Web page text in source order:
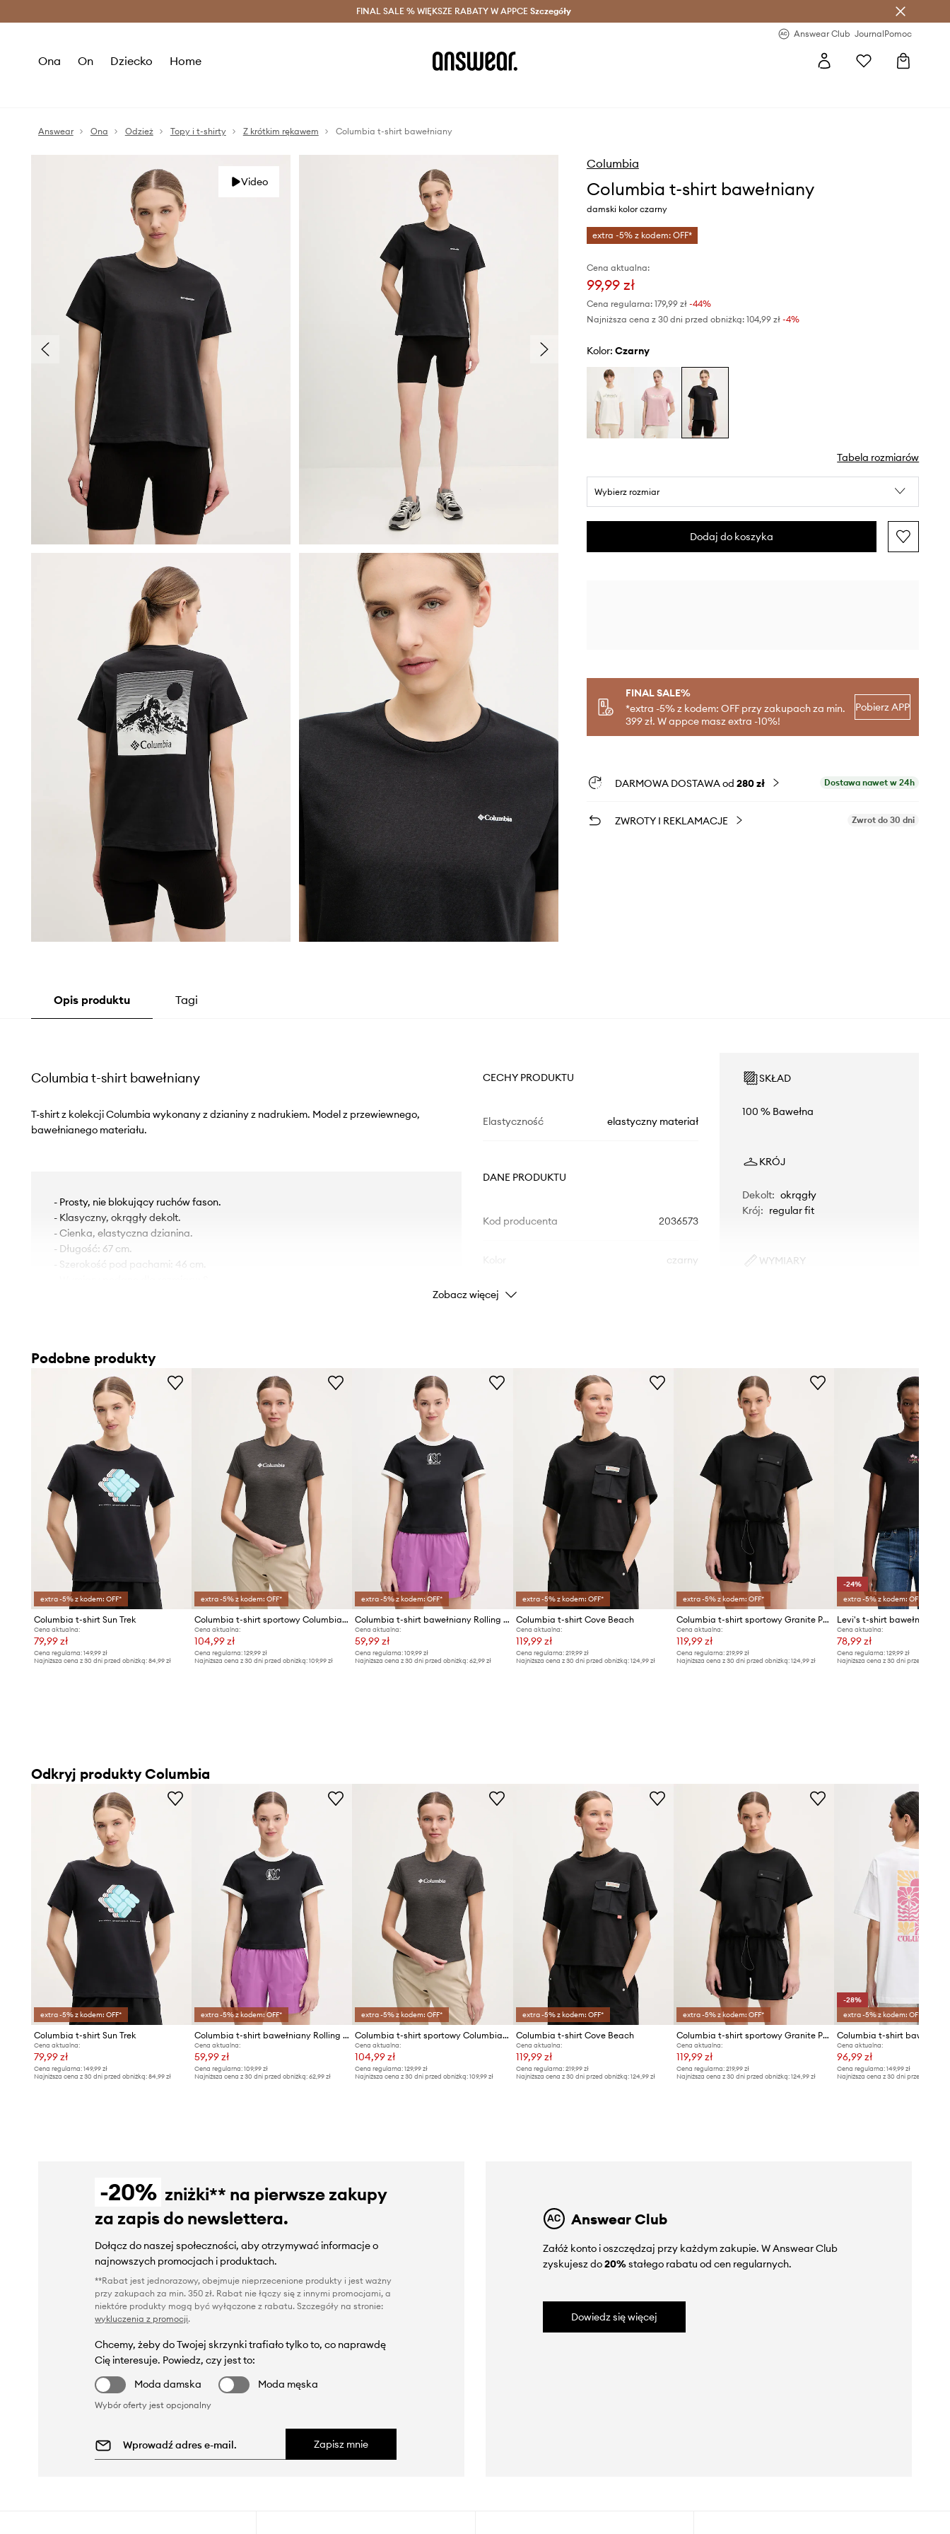
Oszczędzaj z Answear Club > Dostawa nawet w 24h >
FINAL SALE % WIĘKSZE RABATY W APPCE Szczegóły
Answear Club JournalPomoc
Ona On Dziecko Home
Answear Ona Odzież Topy i t-shirty Z krótkim rękawem Columbia t-shirt bawełniany
Video
Columbia
Columbia t-shirt bawełniany
damski kolor czarny
extra -5% z kodem: OFF*
Cena aktualna:
99,99 zł
Cena regularna: 179,99 zł-44%
Najniższa cena z 30 dni przed obniżką: 104,99 zł -4%
Kolor: czarny
Tabela rozmiarów
Wybierz rozmiar
Dodaj do koszyka
FINAL SALE%
*extra -5% z kodem: OFF przy zakupach za min.
399 zł. W appce masz extra -10%!
Pobierz APP
DARMOWA DOSTAWA od 280 zł Dostawa nawet w 24h
ZWROTY I REKLAMACJE Zwrot do 30 dni
Opis produktu Tagi
Columbia t-shirt bawełniany
T-shirt z kolekcji Columbia wykonany z dzianiny z nadrukiem. Model z przewiewnego,
bawełnianego materiału.
- Prosty, nie blokujący ruchów fason.
- Klasyczny, okrągły dekolt.
- Cienka, elastyczna dzianina.
- Długość: 67 cm.
- Szerokość pod pachami: 46 cm.
CECHY PRODUKTU
Elastyczność elastyczny materiał
DANE PRODUKTU
Kod producenta 2036573
czarny
Marka
ID Produktu
SKŁAD
100 % Bawełna
KRÓJ
Dekolt: okrągły
Krój: regular fit
WYMIARY
Tabela rozmiarów
Zobacz więcej
Podobne produkty
extra -5% z kodem: OFF*
Columbia t-shirt Sun Trek
Cena aktualna:
79,99 zł
Cena regularna: 149,99 zł
Najniższa cena z 30 dni przed obniżką: 84,99 zł
extra -5% z kodem: OFF*
Columbia t-shirt sportowy Columbia Move
Cena aktualna:
104,99 zł
Cena regularna:129,99 zł
Najniższa cena z 30 dni przed obniżką:109,99 zł
extra -5% z kodem: OFF*
Columbia t-shirt bawełniany Rolling Bend
Cena aktualna:
59,99 zł
Cena regularna: 109,99 zł
Najniższa cena z 30 dni przed obniżką: 62,99 zł
extra -5% z kodem: OFF*
Columbia t-shirt Cove Beach
Cena aktualna:
119,99 zł
Cena regularna: 219,99 zł
Najniższa cena z 30 dni przed obniżką: 124,99 zł
extra -5% z kodem: OFF*
Columbia t-shirt sportowy Granite Point
Cena aktualna:
119,99 zł
Cena regularna:219,99 zł
Najniższa cena z 30 dni przed obniżką:124,99 zł
-24%
extra -5% z kodem: OFF*
Cena aktualna:
78,99 zł
Cena regularna: 129,99 zł
Najniższa cena z 30 dni przed obniżką:
Odkryj produkty Columbia
extra -5% z kodem: OFF*
Columbia t-shirt Sun Trek
Cena aktualna:
79,99 zł
Cena regularna: 149,99 zł
Najniższa cena z 30 dni przed obniżką: 84,99 zł
extra -5% z kodem: OFF*
Columbia t-shirt bawełniany Rolling Bend
Cena aktualna:
59,99 zł
Cena regularna:109,99 zł
Najniższa cena z 30 dni przed obniżką:62,99 zł
extra -5% z kodem: OFF*
Columbia t-shirt sportowy Columbia Move
Cena aktualna:
104,99 zł
Cena regularna: 129,99 zł
Najniższa cena z 30 dni przed obniżką: 109,99 zł
extra -5% z kodem: OFF*
Columbia t-shirt Cove Beach
Cena aktualna:
119,99 zł
Cena regularna: 219,99 zł
Najniższa cena z 30 dni przed obniżką: 124,99 zł
extra -5% z kodem: OFF*
Columbia t-shirt sportowy Granite Point
Cena aktualna:
119,99 zł
Cena regularna:219,99 zł
Najniższa cena z 30 dni przed obniżką:124,99 zł
-28%
extra -5% z kodem: OFF*
Cena aktualna:
96,99 zł
Cena regularna: 149,99 zł
Najniższa cena z 30 dni przed obniżką:
-20% zniżki** na pierwsze zakupy
za zapis do newslettera.
Dołącz do naszej społeczności, aby otrzymywać informacje o
najnowszych promocjach i produktach.
**Rabat jest jednorazowy, obejmuje nieprzecenione produkty i jest ważny
przy zakupach za min. 350 zł. Rabat nie łączy się z innymi promocjami, a
niektóre produkty mogą być wyłączone z rabatu. Szczegóły na stronie:
wykluczenia z promocji.
Chcemy, żeby do Twojej skrzynki trafiało tylko to, co naprawdę
Cię interesuje. Powiedz, czy jest to:
Moda damska
Moda męska
Wybór oferty jest opcjonalny
Zapisz mnie
Answear Club
Załóż konto i oszczędzaj przy każdym zakupie. W Answear Club
zyskujesz do20%stałego rabatu od cen regularnych.
Dowiedz się więcej